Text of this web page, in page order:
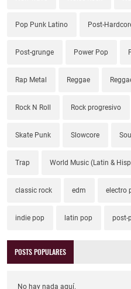
Pop Punk Latino Post-
Post-grunge Power Pop
Rap Metal Reggae
Rock N Roll Rock progresivo
Skate Punk Slowcore
Trap World Music (Latin &
classic rock edm electro
indie pop latin pop post-
POSTS POPULARES
No hay nada aquí.